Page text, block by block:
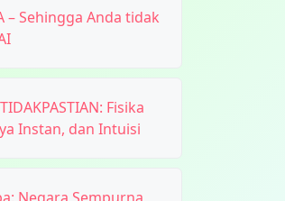
– Sehingga Anda tidak
Fisika
Instan, dan Intuisi